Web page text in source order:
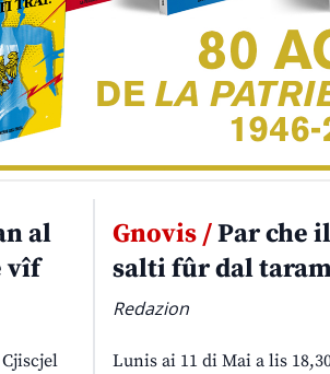
al
vîf
Gnovis /Par che
salti fûr dal
Redazion
Lunis ai 11 di Mai a lis